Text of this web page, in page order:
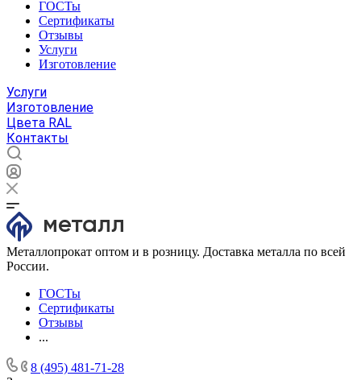
ГОСТы
Сертификаты
Отзывы
Услуги
Изготовление
Услуги
Изготовление
Цвета RAL
Контакты
Металлопрокат оптом и в розницу. Доставка металла по всей
России.
ГОСТы
Сертификаты
Отзывы
...
8 (495) 481-71-28